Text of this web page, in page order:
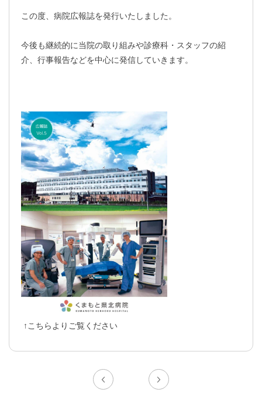
この度、病院広報誌を発行いたしました。
今後も継続的に当院の取り組みや診療科・スタッフの紹
介、行事報告などを中心に発信していきます。
↑こちらよりご覧ください
医療関係者の皆さまへ
採用情報
お問い合わせ
〒865-0005 熊本県玉名市玉名550番地
初診のご相談・お問い合わせ
Tel.0968-73-5000
プライバシーポリシー 入札に関するお知らせ
指定請求書（Excel）
くまもと県北病院会議室等使用規則（word）
くまもと県北病院会議室等使用規則（pdf）